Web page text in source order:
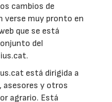
cambios de
verse muy pronto en
que se está
del
está dirigida a
asesores y otros
agrario. Está